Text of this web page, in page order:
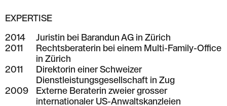
EXPERTISE
2014
Juristin bei Barandun AG in Zürich
2011
Rechtsberaterin bei einem Multi-Family-Office
in Zürich
2011
Direktorin einer Schweizer
Dienstleistungsgesellschaft in Zug
2009
Externe Beraterin zweier grosser
internationaler US-Anwaltskanzleien